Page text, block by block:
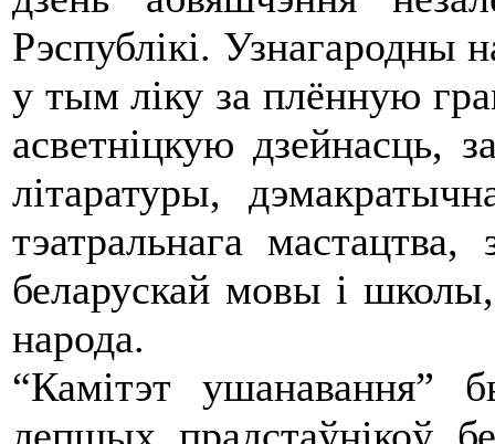
Рэспублікі. Узнагародны
у тым ліку за плённую
асветніцкую дзейнасць,
літаратуры,
тэатральнага
беларускай мовы і
народа.
“Камітэт ушанавання”